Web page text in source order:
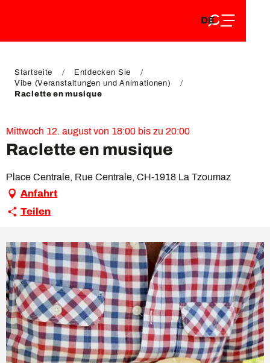
EN
DE
FR
Startseite
Entdecken Sie
Vibe (Veranstaltungen und Animationen)
Raclette en musique
Mittwoch 12. august von 18:00 bis zu 20:00
Raclette en musique
Place Centrale, Rue Centrale, CH-1918 La Tzoumaz
Anfahrt
Teilen